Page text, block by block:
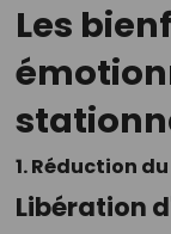
Les
1. Réduction
Libération